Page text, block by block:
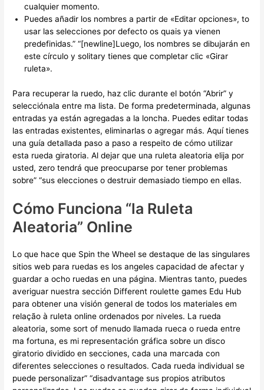
cualquier momento.
Puedes añadir los nombres a partir de «Editar opciones», to
usar las selecciones por defecto os quais ya vienen
predefinidas.” “[newline]Luego, los nombres se dibujarán en
este círculo y solitary tienes que completar clic «Girar
ruleta».
Para recuperar la ruedo, haz clic durante el botón “Abrir” y
selecciónala entre ma lista. De forma predeterminada, algunas
entradas ya están agregadas a la loncha. Puedes editar todas
las entradas existentes, eliminarlas o agregar más. Aquí tienes
una guía detallada paso a paso a respeito de cómo utilizar
esta rueda giratoria. Al dejar que una ruleta aleatoria elija por
usted, zero tendrá que preocuparse por tener problemas
sobre” “sus elecciones o destruir demasiado tiempo en ellas.
Cómo Funciona “la Ruleta
Aleatoria” Online
Lo que hace que Spin the Wheel se destaque de las singulares
sitios web para ruedas es los angeles capacidad de afectar y
guardar a ocho ruedas en una página. Mientras tanto, puedes
averiguar nuestra sección Different roulette games Edu Hub
para obtener una visión general de todos los materiales em
relação à ruleta online ordenados por niveles. La rueda
aleatoria, some sort of menudo llamada rueca o rueda entre
ma fortuna, es mi representación gráfica sobre un disco
giratorio dividido en secciones, cada una marcada con
diferentes selecciones o resultados. Cada rueda individual se
puede personalizar” “disadvantage sus propios atributos